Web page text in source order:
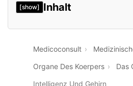
[show] Inhalt
Medicoconsult
Organe Des Koerpers
Das
Intelligenz Und Gehirn